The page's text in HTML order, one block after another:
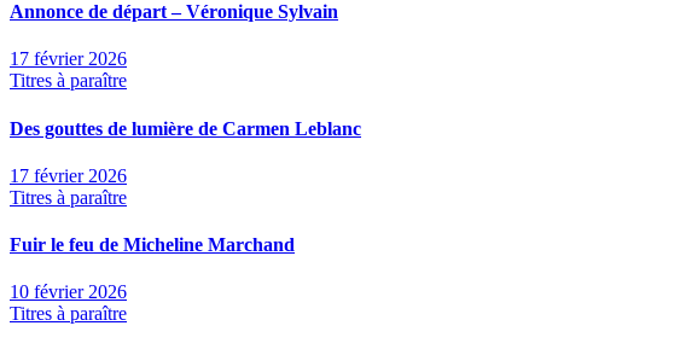
Annonce de départ – Véronique Sylvain
17 février 2026
Titres à paraître
Des gouttes de lumière de Carmen Leblanc
17 février 2026
Titres à paraître
Fuir le feu de Micheline Marchand
10 février 2026
Titres à paraître